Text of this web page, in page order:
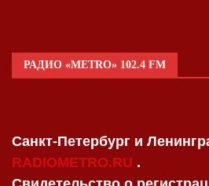
РАДИО «METRO» 102.4 FM
Санкт-Петербург и
RADIOMETRO.RU .